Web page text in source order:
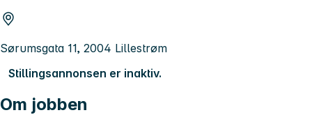
Sørumsgata 11, 2004 Lillestrøm
Stillingsannonsen er inaktiv.
Om jobben